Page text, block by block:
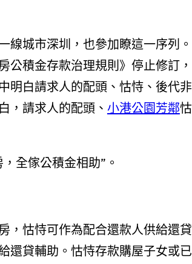
線城市深圳，也參加瞭這一序列
公積金存款治理規則》停止修訂
明白請求人的配頭、怙恃、後代
，請求人的配頭、 小港公園芳鄰
全傢公積金相助”。
，怙恃可作為配合還款人供給還
還貸輔助。怙恃存款購屋子女或